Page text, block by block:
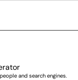
and search engines.